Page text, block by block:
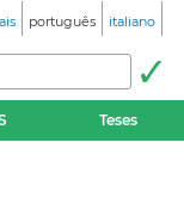
português italiano
Teses